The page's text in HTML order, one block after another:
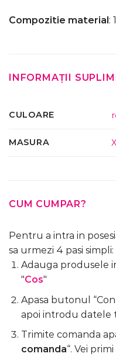
Compozitie material :
INFORMAȚII
CULOARE
MASURA
CUM CUMPAR?
Pentru a intra in
sa urmezi 4 pasi simpli:
Adauga produsele
"Cos"
Apasa butonul
apoi introdu datele
Trimite comanda
comanda“. Vei